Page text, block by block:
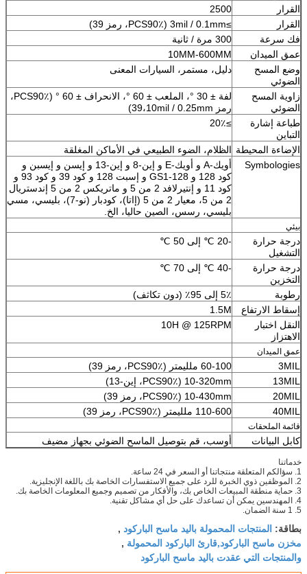
القرار
2500
القرار
≥3mil / 0.1mm (PCS90٪، رمز 39)
فك سرعة
300 مرة / ثانية
عمق الميدان
10MM-600MM
وضع المسح
الضوئي
دليل، مستمر، السيارات المعنى
زاوية المسح
الضوئي
لفة ± 30 °، الملعب ± 60 °، الانحراف ± 60 ° (PCS90٪،
رمز 39،10mil / 0.25mm)
طباعة إشارة
التباين
≥20٪
الإضاءة المحيطة الظلام، الضوء الطبيعي في الأماكن المغلقة
Symbologies
أويك-A و أويك-E و إين-8 و إين-13 و إيسن و إيسبن و
كود 128 و GS1-128 و إسبت 128 و كود 39 و كود 93 و
كود 11 و إنتيرلافد 2 من 5 و ماتريكس 2 من 5 إندستريال
2 من 5، معيار 2 من 5 (إاتا)، كودبار (نو-7)، بليسي، مسي
بليسي، رسس، الصين حاليا، الخ.
بيئي
درجة حرارة
التشغيل
-20 ℃ إلى 50 ℃
درجة حرارة
التخزين
-40 ℃ إلى 70 ℃
رطوبة
5٪ إلى 95٪ (دون تكاثف)
إسقاط الارتفاع
1.5M
النقل اختبار
الاهتزاز
10H @ 125RPM
عمق الميدان
3MIL
60-100 ملليمتر (PCS90٪، رمز 39)
13MIL
10-320mm (PCS90٪، إين-13)
20MIL
10-430mm (PCS90٪، رمز 39)
40MIL
110-600 ملليمتر (PCS90٪، رمز 39)
قائمة الملحقات
كابل البيانات أوسب، قم بتوصيل الماسح الضوئي بجهاز مضيف
خدماتنا
1. سؤالكم المتعلقة منتجاتنا أو السعر في 24 ساعة.
2. الموظفين ذوي الخبرة للرد على جميع الاستفسارات الخاصة بك باللغة الإنجليزية.
3. حماية منطقة المبيعات الخاص بك، والأفكار من تصميم وجميع المعلومات الخاصة بك.
4. المهندسين يمكن أن تساعدك على حل أي مشاكل تقنية.
5. 1 سنة الضمان.
بطاقة: المنتجات المحمولة باليد ماسح الباركود ,
مخزن ماسح الباركود,قارئ الباركود المحمولة ,
والمنتجات التي عقدت باليد ماسح الباركود